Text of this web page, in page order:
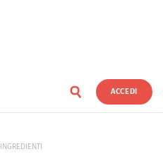
ACCEDI
INGREDIENTI